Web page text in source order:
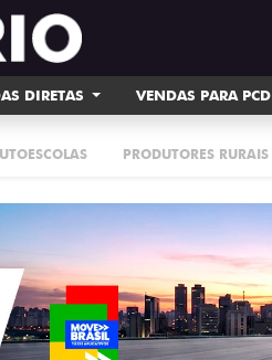
DIRETAS VENDAS PARA PCD
PRODUTORES RURAIS